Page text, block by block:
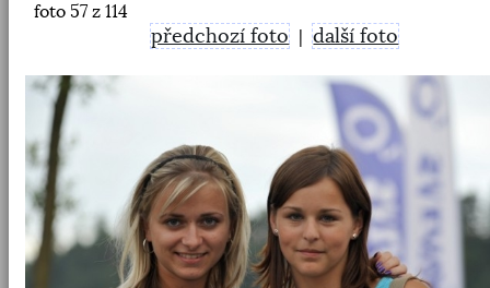
foto 57 z 114
předchozí foto |další foto